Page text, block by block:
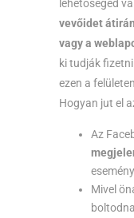
lehetőséged
vevőidet
vagy a
ki tudják
ezen a
Hogyan jut el
Az
Mivel